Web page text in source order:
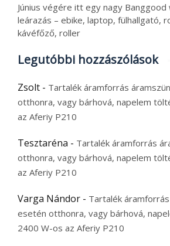
Június végére itt egy nagy Banggood
leárazás – ebike, laptop, fülhallgató,
kávéfőző, roller
Legutóbbi hozzászólások
Zsolt - Tartalék áramforrás
otthonra, vagy bárhová, napelem
az Aferiy P210
Tesztaréna - Tartalék áramforrás
otthonra, vagy bárhová, napelem
az Aferiy P210
Varga Nándor - Tartalék
esetén otthonra, vagy bárhová,
2400 W-os az Aferiy P210